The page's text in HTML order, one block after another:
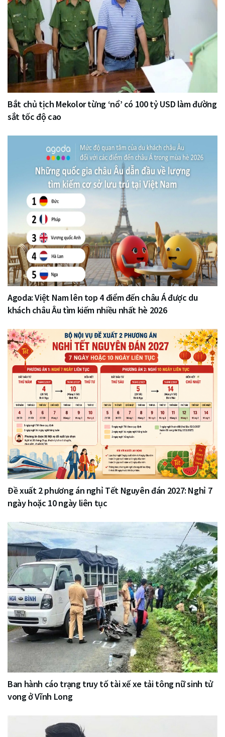
Bắt chủ tịch Mekolor từng ‘nổ’ có 100 tỷ USD làm đường
sắt tốc độ cao
Agoda: Việt Nam lên top 4 điểm đến châu Á được du
khách châu Âu tìm kiếm nhiều nhất hè 2026
Đề xuất 2 phương án nghỉ Tết Nguyên đán 2027: Nghỉ 7
ngày hoặc 10 ngày liên tục
Ban hành cáo trạng truy tố tài xế xe tải tông nữ sinh tử
vong ở Vĩnh Long